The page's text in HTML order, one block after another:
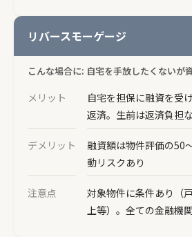
リバースモーゲージ
こんな場合に: 自宅を手放したくないが
メリット
自宅を担保に融資を受
返済。生前は返済負担
デメリット
融資額は物件評価の50
動リスクあり
注意点
対象物件に条件あり（
上等）。全ての金融機